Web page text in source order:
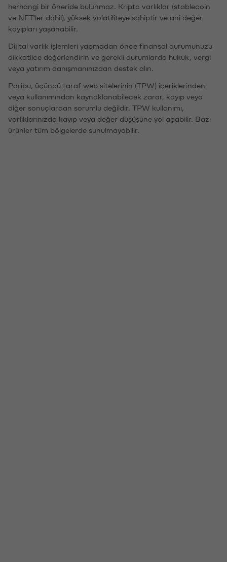
herhangi bir öneride bulunmaz. Kripto varlıklar (stablecoin
ve NFT'ler dahil), yüksek volatiliteye sahiptir ve ani değer
kayıpları yaşanabilir.
Dijital varlık işlemleri yapmadan önce finansal durumunuzu
dikkatlice değerlendirin ve gerekli durumlarda hukuk, vergi
veya yatırım danışmanınızdan destek alın.
Paribu, üçüncü taraf web sitelerinin (TPW) içeriklerinden
veya kullanımından kaynaklanabilecek zarar, kayıp veya
diğer sonuçlardan sorumlu değildir. TPW kullanımı,
varlıklarınızda kayıp veya değer düşüşüne yol açabilir. Bazı
ürünler tüm bölgelerde sunulmayabilir.